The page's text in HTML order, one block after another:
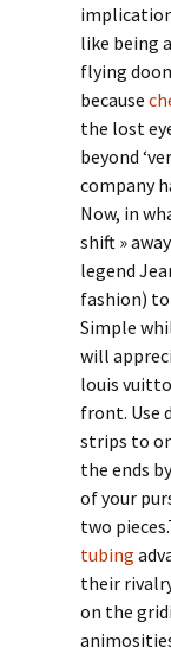
like being
flying
because
the lost
beyond
company
Now, in
shift »
legend
fashion) to
Simple
will
louis
front. Use
strips to
the ends
of your
two
tubing
their
on the